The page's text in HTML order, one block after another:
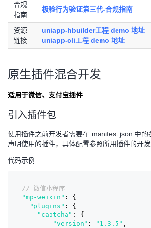
合规
指南
极验行为验证第三代-合规指南
资源
链接
uniapp-hbuilder工程 demo 地址
uniapp-cli工程 demo 地址
原生插件混合开发
适用于微信、支付宝插件
引入插件包
使用插件之前开发者需要在 manifest.json 中的
声明使用的插件，具体配置参照所用插件的开
代码示例
// 微信小程序
"mp-weixin" : {
"plugins" : {
"captcha" : {
"version" : "1.3.5" ,